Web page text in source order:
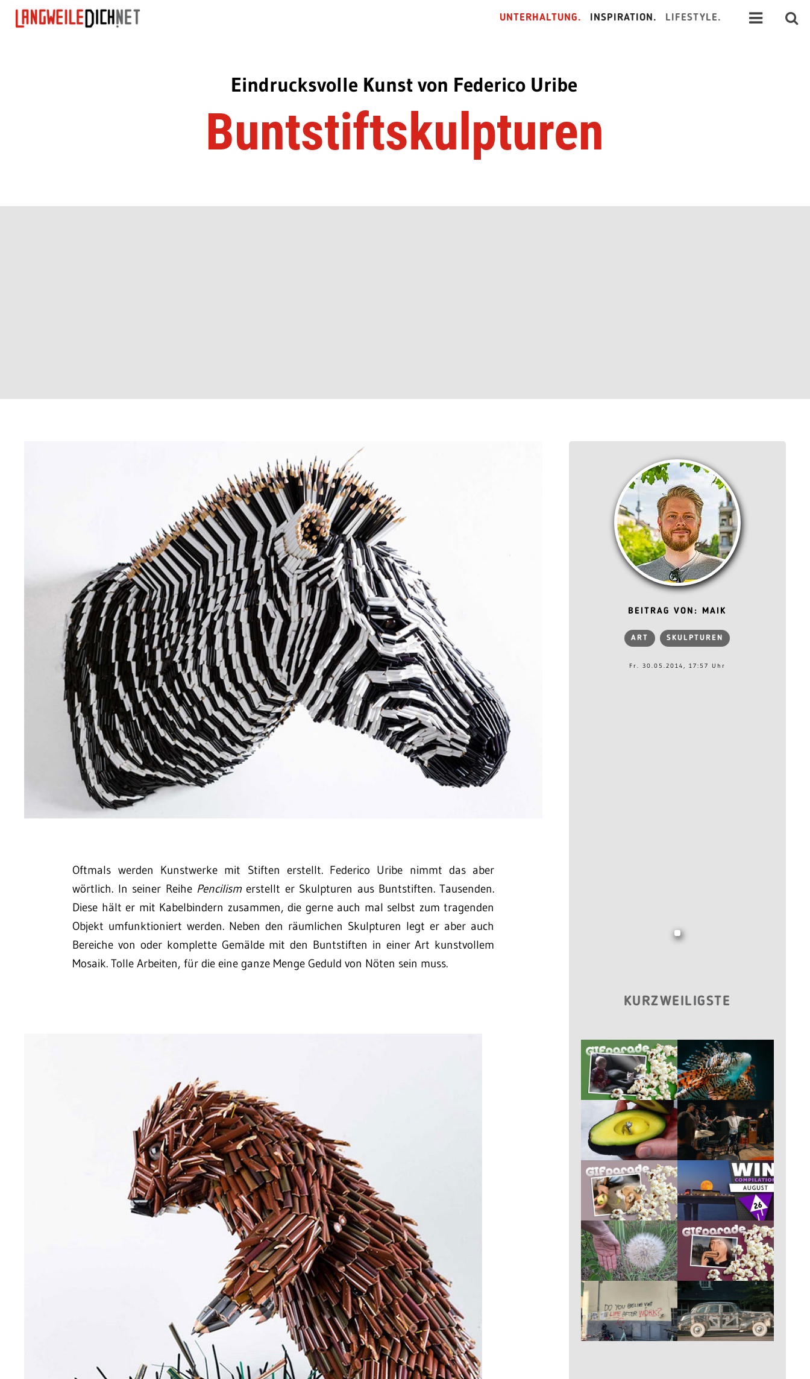
UNTERHALTUNG. INSPIRATION. LIFESTYLE.
Eindrucksvolle Kunst von Federico Uribe
Buntstiftskulpturen
Oftmals werden Kunstwerke mit Stiften erstellt. Federico Uribe nimmt das aber
wörtlich. In seiner Reihe Pencilismerstellt er Skulpturen aus Buntstiften. Tausenden.
Diese hält er mit Kabelbindern zusammen, die gerne auch mal selbst zum tragenden
Objekt umfunktioniert werden. Neben den räumlichen Skulpturen legt er aber auch
Bereiche von oder komplette Gemälde mit den Buntstiften in einer Art kunstvollem
Mosaik. Tolle Arbeiten, für die eine ganze Menge Geduld von Nöten sein muss.
BEITRAG VON: MAIK
ART SKULPTUREN
Fr. 30.05.2014, 17:57 Uhr
KURZWEILIGSTE